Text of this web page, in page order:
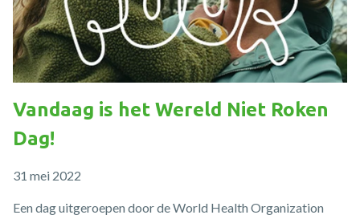
Vandaag is het Wereld Niet Roken
Dag!
31 mei 2022
Een dag uitgeroepen door de World Health Organization